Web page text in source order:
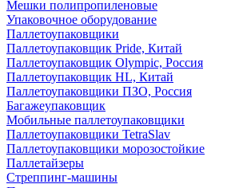
Мешки полипропиленовые
Упаковочное оборудование
Паллетоупаковщики
Паллетоупаковщик Pride, Китай
Паллетоупаковщик Olympic, Россия
Паллетоупаковщик HL, Китай
Паллетоупаковщики ПЗО, Россия
Багажеупаковщик
Мобильные паллетоупаковщики
Паллетоупаковщики TetraSlav
Паллетоупаковщики морозостойкие
Паллетайзеры
Стреппинг-машины